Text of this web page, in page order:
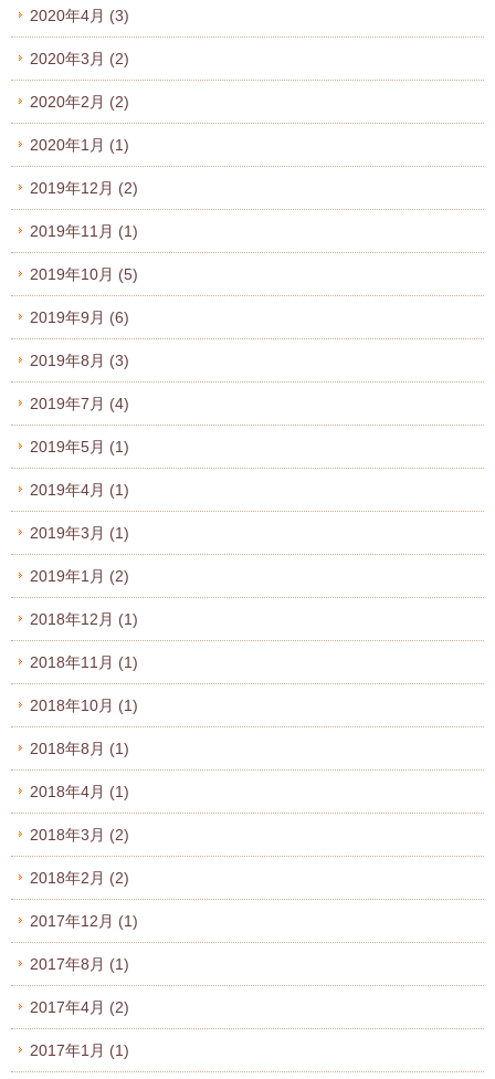
2020年4月 (3)
2020年3月 (2)
2020年2月 (2)
2020年1月 (1)
2019年12月 (2)
2019年11月 (1)
2019年10月 (5)
2019年9月 (6)
2019年8月 (3)
2019年7月 (4)
2019年5月 (1)
2019年4月 (1)
2019年3月 (1)
2019年1月 (2)
2018年12月 (1)
2018年11月 (1)
2018年10月 (1)
2018年8月 (1)
2018年4月 (1)
2018年3月 (2)
2018年2月 (2)
2017年12月 (1)
2017年8月 (1)
2017年4月 (2)
2017年1月 (1)